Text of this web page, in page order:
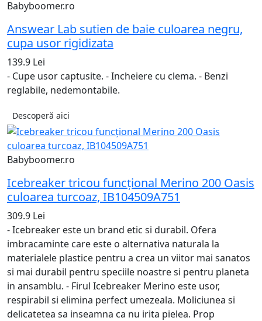
Babyboomer.ro
Answear Lab sutien de baie culoarea negru,
cupa usor rigidizata
139.9 Lei
- Cupe usor captusite. - Incheiere cu clema. - Benzi
reglabile, nedemontabile.
Descoperă aici
Babyboomer.ro
Icebreaker tricou funcțional Merino 200 Oasis
culoarea turcoaz, IB104509A751
309.9 Lei
- Icebreaker este un brand etic si durabil. Ofera
imbracaminte care este o alternativa naturala la
materialele plastice pentru a crea un viitor mai sanatos
si mai durabil pentru speciile noastre si pentru planeta
in ansamblu. - Firul Icebreaker Merino este usor,
respirabil si elimina perfect umezeala. Moliciunea si
delicatetea sa inseamna ca nu irita pielea. Prop